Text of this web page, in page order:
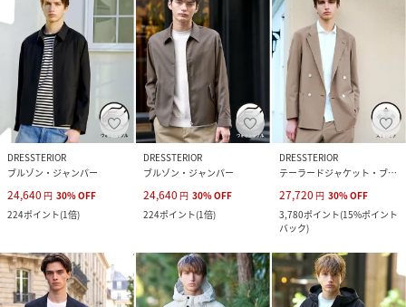
DRESSTERIOR
ブルゾン・ジャンパー
24,640 円 30%OFF
224ポイント(1倍)
DRESSTERIOR
ブルゾン・ジャンパー
24,640 円 30%OFF
224ポイント(1倍)
DRESSTERIOR
テーラードジャケット・ブレザー
27,720 円 30%OFF
3,780ポイント(15%ポイント
バック)